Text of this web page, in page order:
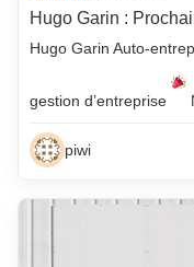
Hugo Garin :
Hugo Garin Auto-
gestion d’entreprise
piwi